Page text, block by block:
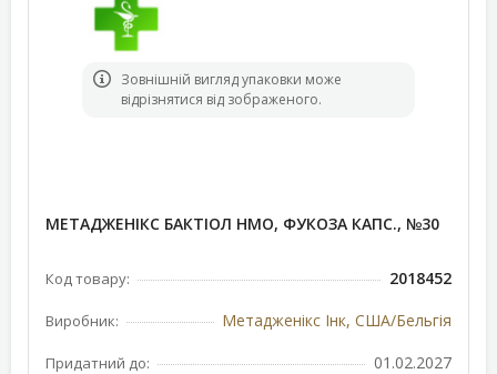
Зовнішній вигляд упаковки може
відрізнятися від зображеного.
МЕТАДЖЕНІКС БАКТІОЛ НМО, ФУКОЗА КАПС., №30
Код товару: 2018452
Виробник: Метадженікс Інк, США/Бельгія
Придатний до: 01.02.2027